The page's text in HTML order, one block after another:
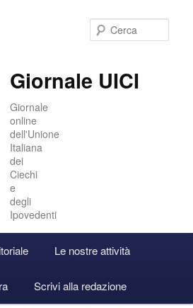
Giornale UICI
Giornale
online
dell'Unione
Italiana
dei
Ciechi
e
degli
Ipovedenti
Le nostre attività
Scrivi alla redazione